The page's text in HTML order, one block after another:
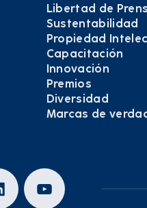
Libertad de
Sustentabilidad
Propiedad
Capacitación
Innovación
Premios
Diversidad
Marcas de
YouTube